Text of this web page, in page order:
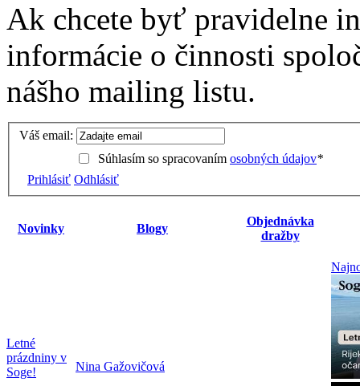
Ak chcete byť pravidelne
informácie o činnosti
nášho mailing listu.
Váš email:
Súhlasím so spracovaním osobných údajov*
Prihlásiť Odhlásiť
Novinky Blogy
Objednávka
dražby
Letné
prázdniny v
Soge!
Nina Gažovičová